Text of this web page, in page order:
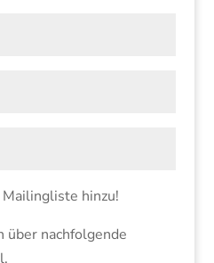
Mailingliste hinzu!
über nachfolgende